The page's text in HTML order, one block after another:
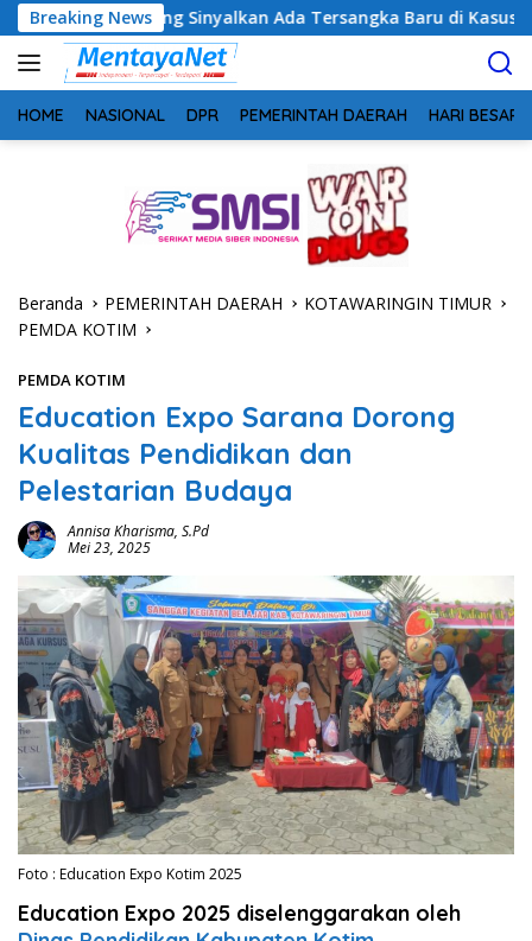
Langsung
ke
konten
Breaking News
Sinyalkan Ada Tersangka Baru di Kasus Hibah Rp40 Miliar
HOME NASIONAL DPR PEMERINTAH DAERAH HARI BESAR
Beranda PEMERINTAH DAERAH
KOTAWARINGIN TIMUR
PEMDA KOTIM
PEMDA KOTIM
Education Expo Sarana Dorong
Kualitas Pendidikan dan
Pelestarian Budaya
Annisa Kharisma, S.Pd
Mei 23, 2025
Foto : Education Expo Kotim 2025
Education Expo 2025 diselenggarakan oleh